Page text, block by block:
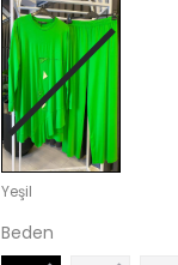
Yeşil
Beden